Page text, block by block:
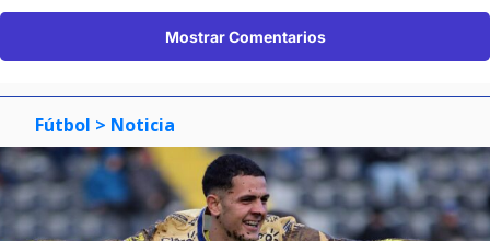
Mostrar Comentarios
Fútbol > Noticia